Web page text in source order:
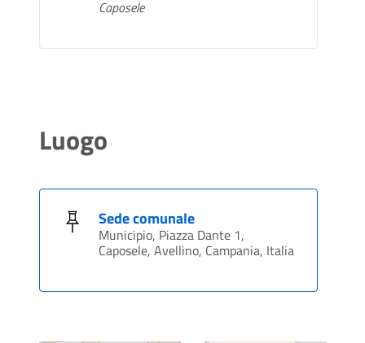
Caposele
Luogo
Sede comunale
Municipio, Piazza Dante 1,
Caposele, Avellino, Campania, Italia